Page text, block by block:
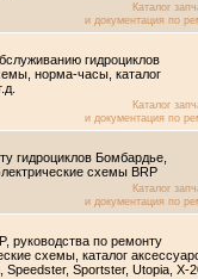
Каталог
и документация по
гидроциклов
норма-часы, каталог
Каталог
и документация по
гидроциклов Бомбардье,
схемы BRP
Каталог
и документация по
руководства по ремонту
схемы, каталог
Speedster, Sportster, Utopia, X-